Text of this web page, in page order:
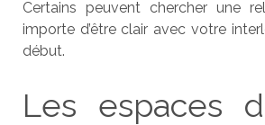
Certains peuvent chercher une
importe d’être clair avec votre
début.
Les espaces